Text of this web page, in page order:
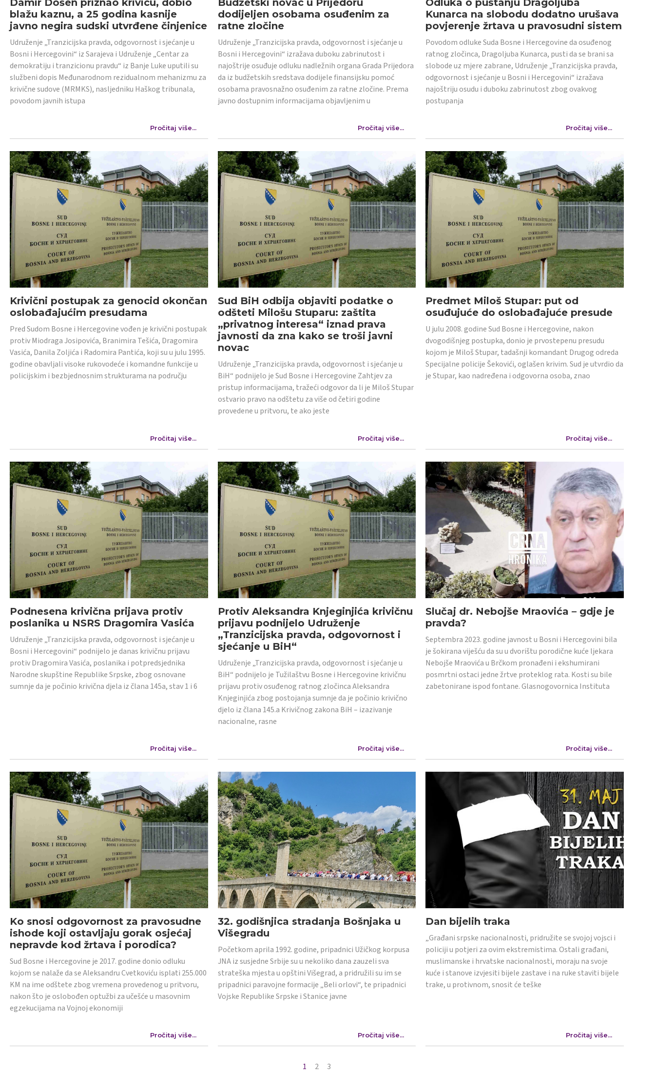
blažu kaznu, a 25 godina kasnije
javno negira sudski utvrđene činjenice
Udruženje „Tranzicijska pravda, odgovornost i sjećanje u
Bosni i Hercegovini“ iz Sarajeva i Udruženje „Centar za
demokratiju i tranzicionu pravdu“ iz Banje Luke uputili su
službeni dopis Međunarodnom rezidualnom mehanizmu za
krivične sudove (MRMKS), nasljedniku Haškog tribunala,
povodom javnih istupa
Pročitaj više...
dodijeljen osobama osuđenim za
ratne zločine
Udruženje „Tranzicijska pravda, odgovornost i sjećanje u
Bosni i Hercegovini“ izražava duboku zabrinutost i
najoštrije osuđuje odluku nadležnih organa Grada Prijedora
da iz budžetskih sredstava dodijele finansijsku pomoć
osobama pravosnažno osuđenim za ratne zločine. Prema
javno dostupnim informacijama objavljenim u
Pročitaj više...
Kunarca na slobodu dodatno urušava
povjerenje žrtava u pravosudni sistem
Povodom odluke Suda Bosne i Hercegovine da osuđenog
ratnog zločinca, Dragoljuba Kunarca, pusti da se brani sa
slobode uz mjere zabrane, Udruženje „Tranzicijska pravda,
odgovornost i sjećanje u Bosni i Hercegovini“ izražava
najoštriju osudu i duboku zabrinutost zbog ovakvog
postupanja
Pročitaj više...
Krivični postupak za genocid okončan
oslobađajućim presudama
Pred Sudom Bosne i Hercegovine vođen je krivični postupak
protiv Miodraga Josipovića, Branimira Tešića, Dragomira
Vasića, Danila Zoljića i Radomira Pantića, koji su u julu 1995.
godine obavljali visoke rukovodeće i komandne funkcije u
policijskim i bezbjednosnim strukturama na području
Pročitaj više...
Sud BiH odbija objaviti podatke o
odšteti Milošu Stuparu: zaštita
„privatnog interesa“ iznad prava
javnosti da zna kako se troši javni
novac
Udruženje „Tranzicijska pravda, odgovornost i sjećanje u
BiH“ podnijelo je Sud Bosne i Hercegovine Zahtjev za
pristup informacijama, tražeći odgovor da li je Miloš Stupar
ostvario pravo na odštetu za više od četiri godine
provedene u pritvoru, te ako jeste
Pročitaj više...
Predmet Miloš Stupar: put od
osuđujuće do oslobađajuće presude
U julu 2008. godine Sud Bosne i Hercegovine, nakon
dvogodišnjeg postupka, donio je prvostepenu presudu
kojom je Miloš Stupar, tadašnji komandant Drugog odreda
Specijalne policije Šekovići, oglašen krivim. Sud je utvrdio da
je Stupar, kao nadređena i odgovorna osoba, znao
Pročitaj više...
Podnesena krivična prijava protiv
poslanika u NSRS Dragomira Vasića
Udruženje „Tranzicijska pravda, odgovornost i sjećanje u
Bosni i Hercegovini“ podnijelo je danas krivičnu prijavu
protiv Dragomira Vasića, poslanika i potpredsjednika
Narodne skupštine Republike Srpske, zbog osnovane
sumnje da je počinio krivična djela iz člana 145a, stav 1 i 6
Pročitaj više...
Protiv Aleksandra Knjeginjića krivičnu
prijavu podnijelo Udruženje
„Tranzicijska pravda, odgovornost i
sjećanje u BiH“
Udruženje „Tranzicijska pravda, odgovornost i sjećanje u
BiH“ podnijelo je Tužilaštvu Bosne i Hercegovine krivičnu
prijavu protiv osuđenog ratnog zločinca Aleksandra
Knjeginjića zbog postojanja sumnje da je počinio krivično
djelo iz člana 145.a Krivičnog zakona BiH – izazivanje
nacionalne, rasne
Pročitaj više...
Slučaj dr. Nebojše Mraovića – gdje je
pravda?
Septembra 2023. godine javnost u Bosni i Hercegovini bila
je šokirana viješću da su u dvorištu porodične kuće ljekara
Nebojše Mraovića u Brčkom pronađeni i ekshumirani
posmrtni ostaci jedne žrtve proteklog rata. Kosti su bile
zabetonirane ispod fontane. Glasnogovornica Instituta
Pročitaj više...
Ko snosi odgovornost za pravosudne
ishode koji ostavljaju gorak osjećaj
nepravde kod žrtava i porodica?
Sud Bosne i Hercegovine je 2017. godine donio odluku
kojom se nalaže da se Aleksandru Cvetkoviću isplati 255.000
KM na ime odštete zbog vremena provedenog u pritvoru,
nakon što je oslobođen optužbi za učešće u masovnim
egzekucijama na Vojnoj ekonomiji
Pročitaj više...
32. godišnjica stradanja Bošnjaka u
Višegradu
Početkom aprila 1992. godine, pripadnici Užičkog korpusa
JNA iz susjedne Srbije su u nekoliko dana zauzeli sva
strateška mjesta u opštini Višegrad, a pridružili su im se
pripadnici paravojne formacije „Beli orlovi“, te pripadnici
Vojske Republike Srpske i Stanice javne
Pročitaj više...
Dan bijelih traka
„Građani srpske nacionalnosti, pridružite se svojoj vojsci i
policiji u potjeri za ovim ekstremistima. Ostali građani,
muslimanske i hrvatske nacionalnosti, moraju na svoje
kuće i stanove izvjesiti bijele zastave i na ruke staviti bijele
trake, u protivnom, snosit će teške
Pročitaj više...
1 2 3